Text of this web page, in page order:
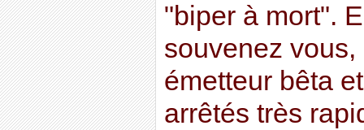
"biper à mort".
souvenez
émetteur bêta
arrêtés très